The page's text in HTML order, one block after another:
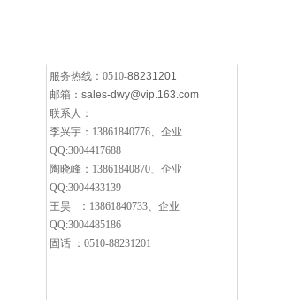
服务热线：0510-88231201
邮箱： sales-dwy@vip.163.com
联系人：
李兴宇：13861840776、企业
QQ:3004417688
陶晓峰：13861840870、企业
QQ:3004433139
王昊 ：13861840733、企业
QQ:3004485186
固话 ：0510-88231201